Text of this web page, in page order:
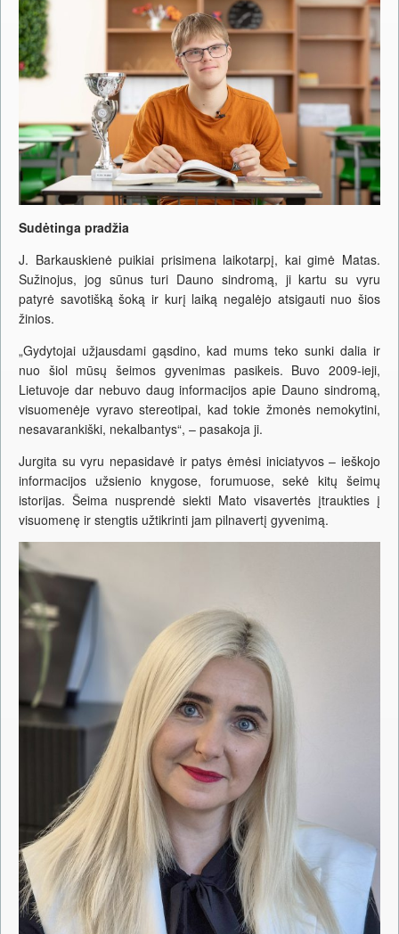
Sudėtinga pradžia
J. Barkauskienė puikiai prisimena laikotarpį, kai gimė Matas.
Sužinojus, jog sūnus turi Dauno sindromą, ji kartu su vyru
patyrė savotišką šoką ir kurį laiką negalėjo atsigauti nuo šios
žinios.
„Gydytojai užjausdami gąsdino, kad mums teko sunki dalia ir
nuo šiol mūsų šeimos gyvenimas pasikeis. Buvo 2009-ieji,
Lietuvoje dar nebuvo daug informacijos apie Dauno sindromą,
visuomenėje vyravo stereotipai, kad tokie žmonės nemokytini,
nesavarankiški, nekalbantys“, – pasakoja ji.
Jurgita su vyru nepasidavė ir patys ėmėsi iniciatyvos – ieškojo
informacijos užsienio knygose, forumuose, sekė kitų šeimų
istorijas. Šeima nusprendė siekti Mato visavertės įtraukties į
visuomenę ir stengtis užtikrinti jam pilnavertį gyvenimą.